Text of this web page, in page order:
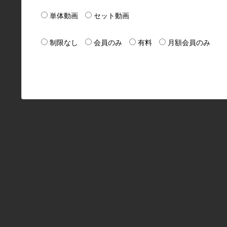
単体動画 セット動画
制限なし 会員のみ 有料 月額会員のみ